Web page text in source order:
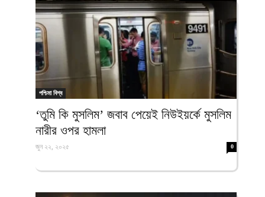
পশ্চিমা বিশ্ব
‘তুমি কি মুসলিম’ জবাব পেয়েই নিউইয়র্কে মুসলিম
নারীর ওপর হামলা
জুন ২২, ২০২৫ 0